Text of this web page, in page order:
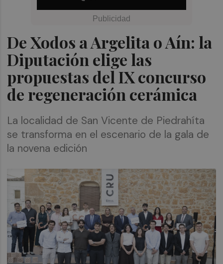
De Xodos a Argelita o Aín: la
Diputación elige las
propuestas del IX concurso
de regeneración cerámica
La localidad de San Vicente de Piedrahíta
se transforma en el escenario de la gala de
la novena edición